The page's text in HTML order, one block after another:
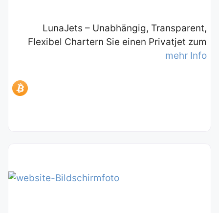
LunaJets – Unabhängig, Transparent,
Flexibel Chartern Sie einen Privatjet zum
mehr Info